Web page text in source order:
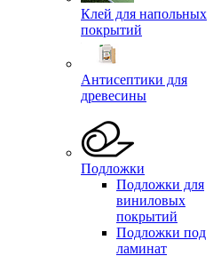
Клей для напольных
покрытий
Антисептики для
древесины
Подложки
Подложки для
виниловых
покрытий
Подложки под
ламинат